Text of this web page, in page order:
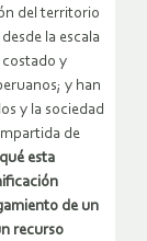
del territorio
la escala
costado y
y han
y la sociedad
de
esta
de un
recurso